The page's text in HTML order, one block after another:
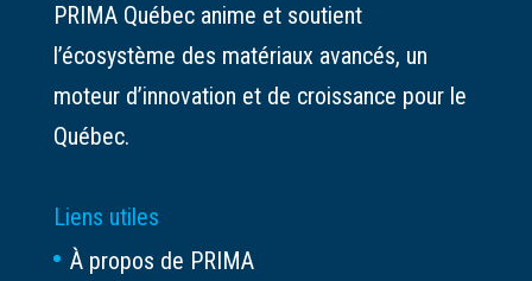
PRIMA Québec anime et soutient
l’écosystème des matériaux avancés, un
moteur d’innovation et de croissance pour le
Québec.
Liens utiles
À propos de PRIMA